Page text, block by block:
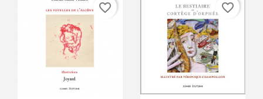
favorite_border favorite_border